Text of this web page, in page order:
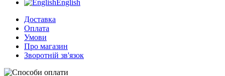
English
Доставка
Оплата
Умови
Про магазин
Зворотній зв'язок